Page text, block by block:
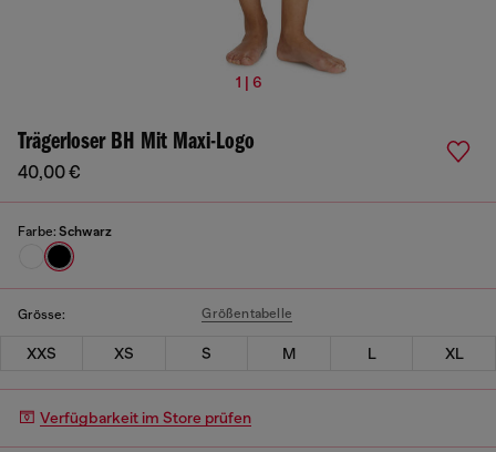
1 | 6
Trägerloser BH Mit Maxi-Logo
40,00 €
Farbe: Schwarz
Grösse: Größentabelle
XXS XS S M L XL
Verfügbarkeit im Store prüfen